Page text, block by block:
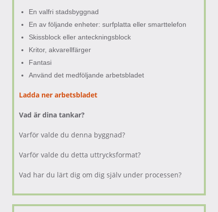
En valfri stadsbyggnad
En av följande enheter: surfplatta eller smarttelefon
Skissblock eller anteckningsblock
Kritor, akvarellfärger
Fantasi
Använd det medföljande arbetsbladet
Ladda ner arbetsbladet
Vad är dina tankar?
Varför valde du denna byggnad?
Varför valde du detta uttrycksformat?
Vad har du lärt dig om dig själv under processen?